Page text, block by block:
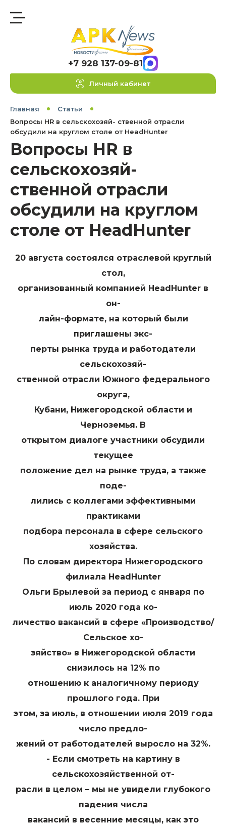
+7 928 137-09-81
Личный кабинет
Главная
Статьи
Вопросы HR в сельскохозяй- ственной отрасли
обсудили на круглом столе от HeadHunter
Вопросы HR в
сельскохозяй-
ственной отрасли
обсудили на круглом
столе от HeadHunter
20 августа состоялся отраслевой круглый
стол,
организованный компанией HeadHunter в
он-
лайн-формате, на который были
приглашены экс-
перты рынка труда и работодатели
сельскохозяй-
ственной отрасли Южного федерального
округа,
Кубани, Нижегородской области и
Черноземья. В
открытом диалоге участники обсудили
текущее
положение дел на рынке труда, а также
поде-
лились с коллегами эффективными
практиками
подбора персонала в сфере сельского
хозяйства.
По словам директора Нижегородского
филиала HeadHunter
Ольги Брылевой за период с января по
июль 2020 года ко-
личество вакансий в сфере «Производство/
Сельское хо-
зяйство» в Нижегородской области
снизилось на 12% по
отношению к аналогичному периоду
прошлого года. При
этом, за июль, в отношении июля 2019 года
число предло-
жений от работодателей выросло на 32%.
- Если смотреть на картину в
сельскохозяйственной от-
расли в целом – мы не увидели глубокого
падения числа
вакансий в весенние месяцы, как это